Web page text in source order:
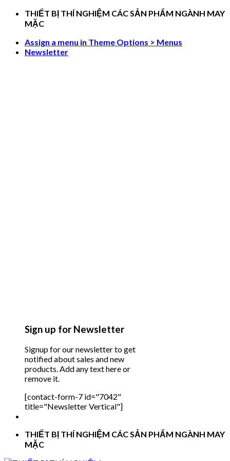
Skip
THIẾT BỊ THÍ NGHIỆM CÁC SẢN PHẨM NGÀNH MAY
MẶC
Assign a menu in Theme Options > Menus
Newsletter
Sign up for Newsletter
Signup for our newsletter to get
notified about sales and new
products. Add any text here or
remove it.
[contact-form-7 id="7042"
title="Newsletter Vertical"]
THIẾT BỊ THÍ NGHIỆM CÁC SẢN PHẨM NGÀNH MAY
MẶC